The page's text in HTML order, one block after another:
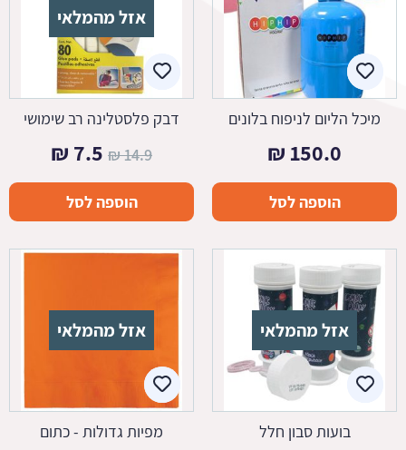
מיכל הליום לניפוח בלונים
150.0
₪
הוספה לסל
אזל מהמלאי
דבק פלסטלינה רב שימושי
14.9
₪ המחיר
המקורי
היה:
7.5
₪
הוספה לסל
אזל מהמלאי
בועות סבון חלל
אזל מהמלאי
מפיות גדולות - כתום